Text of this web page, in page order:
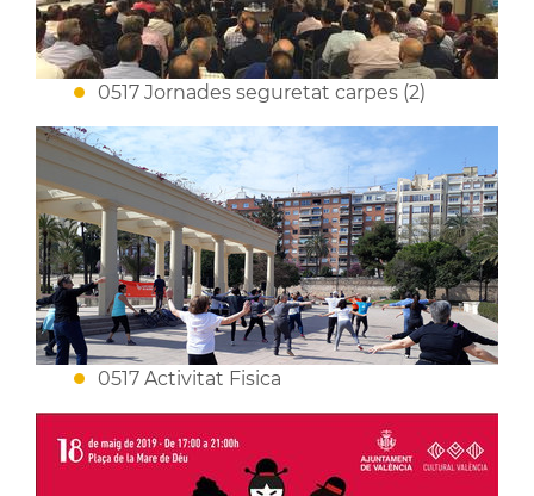
0517 Jornades seguretat carpes (2)
0517 Activitat Fisica